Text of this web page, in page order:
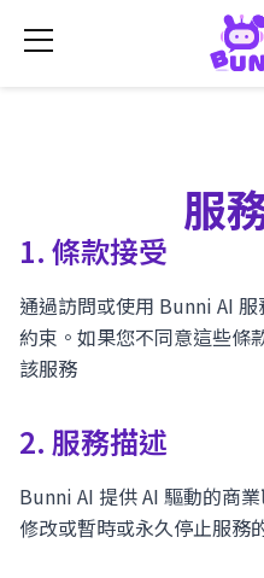
服
1. 條款接受
通過訪問或使用 Bunni AI
約束。如果您不同意這些條
該服務
2. 服務描述
Bunni AI 提供 AI 驅動的商
修改或暫時或永久停止服務